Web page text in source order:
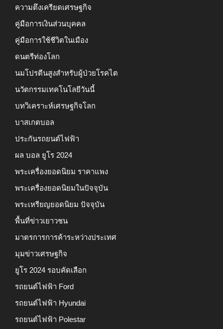
ความตึงเครียดเศรษฐกิจ
คู่มือการเงินส่วนบุคคล
คู่มือการใช้ชีวิตในเมือง
ดนตรีท่องโลก
นมโปรตีนสูงสำหรับผู้ป่วยโรคไต
นวัตกรรมเทคโนโลยีวันนี้
บทวิเคราะห์เศรษฐกิจโลก
บาสเกตบอล
ประกันรถยนต์ไฟฟ้า
ผล บอล ยูโร 2024
พระเครื่องยอดนิยม ราคาแพง
พระเครื่องยอดนิยมในปัจจุบัน
พระเหรียญยอดนิยม ปัจจุบัน
พื้นที่ข่าวเยาวชน
มาตรการการค้าระหว่างประเทศ
มุมข่าวเศรษฐกิจ
ยูโร 2024 รอบคัดเลือก
รถยนต์ไฟฟ้า Ford
รถยนต์ไฟฟ้า Hyundai
รถยนต์ไฟฟ้า Polestar